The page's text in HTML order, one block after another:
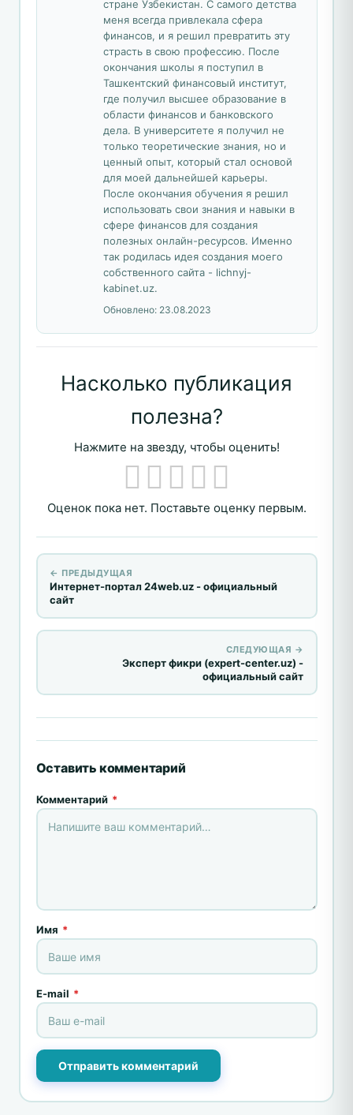
стране Узбекистан. С самого детства
меня всегда привлекала сфера
финансов, и я решил превратить эту
страсть в свою профессию. После
окончания школы я поступил в
Ташкентский финансовый институт,
где получил высшее образование в
области финансов и банковского
дела. В университете я получил не
только теоретические знания, но и
ценный опыт, который стал основой
для моей дальнейшей карьеры.
После окончания обучения я решил
использовать свои знания и навыки в
сфере финансов для создания
полезных онлайн-ресурсов. Именно
так родилась идея создания моего
собственного сайта - lichnyj-
kabinet.uz.
Обновлено: 23.08.2023
Насколько публикация
полезна?
Нажмите на звезду, чтобы оценить!
Оценок пока нет. Поставьте оценку первым.
← ПРЕДЫДУЩАЯ
Интернет-портал 24web.uz - официальный
сайт
СЛЕДУЮЩАЯ →
Эксперт фикри (expert-center.uz) -
официальный сайт
Оставить комментарий
Комментарий *
Имя *
E-mail *
Отправить комментарий